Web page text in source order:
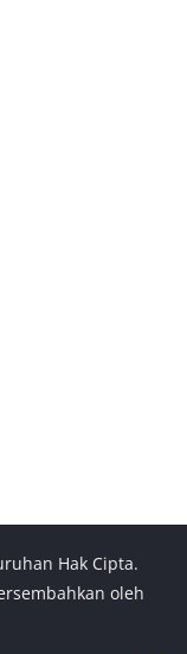
Hak Cipta.
oleh